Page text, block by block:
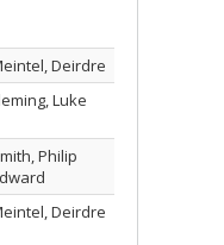
Deirdre
Luke
Philip
Deirdre